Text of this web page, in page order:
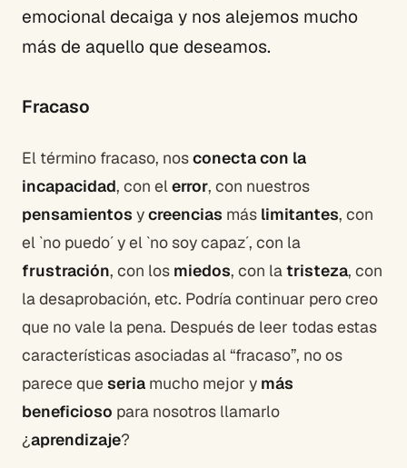
emocional decaiga y nos alejemos mucho
más de aquello que deseamos.
Fracaso
El término fracaso, nosconecta con la
incapacidad, con elerror, con nuestros
pensamientos ycreencias más limitantes, con
el `no puedo´ y el `no soy capaz´, con la
frustración, con los miedos, con latristeza, con
la desaprobación, etc. Podría continuar pero creo
que no vale la pena. Después de leer todas estas
características asociadas al “fracaso”, no os
parece que seria mucho mejor y más
beneficioso para nosotros llamarlo
¿aprendizaje?